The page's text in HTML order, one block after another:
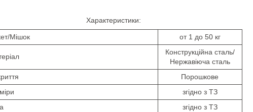
Характеристики:
Мішок от 1 до 50 кг
Конструкційна сталь/
Нержавіюча сталь
Порошкове
згідно з ТЗ
згідно з ТЗ